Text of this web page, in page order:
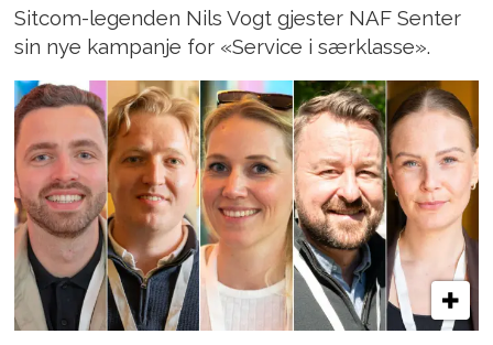
Sitcom-legenden Nils Vogt gjester NAF Senter
sin nye kampanje for «Service i særklasse».